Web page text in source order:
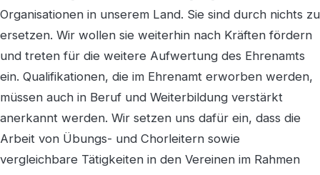
Organisationen in unserem Land. Sie sind durch nichts zu
ersetzen. Wir wollen sie weiterhin nach Kräften fördern
und treten für die weitere Aufwertung des Ehrenamts
ein. Qualifikationen, die im Ehrenamt erworben werden,
müssen auch in Beruf und Weiterbildung verstärkt
anerkannt werden. Wir setzen uns dafür ein, dass die
Arbeit von Übungs- und Chorleitern sowie
vergleichbare Tätigkeiten in den Vereinen im Rahmen